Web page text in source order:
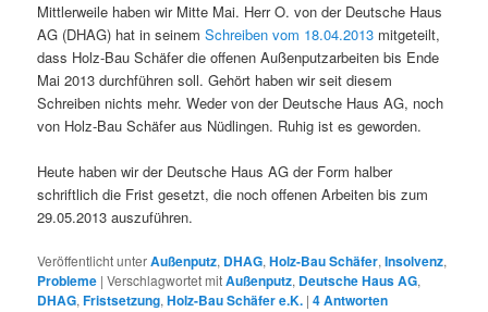
Mittlerweile haben wir Mitte Mai. Herr O. von der Deutsche Haus
AG (DHAG) hat in seinemSchreiben vom 18.04.2013 mitgeteilt,
dass Holz-Bau Schäfer die offenen Außenputzarbeiten bis Ende
Mai 2013 durchführen soll. Gehört haben wir seit diesem
Schreiben nichts mehr. Weder von der Deutsche Haus AG, noch
von Holz-Bau Schäfer aus Nüdlingen. Ruhig ist es geworden.
Heute haben wir der Deutsche Haus AG der Form halber
schriftlich die Frist gesetzt, die noch offenen Arbeiten bis zum
29.05.2013 auszuführen.
Veröffentlicht unterAußenputz, DHAG,Holz-Bau Schäfer,Insolvenz,
Probleme |Verschlagwortet mitAußenputz, Deutsche Haus AG,
DHAG,Fristsetzung,Holz-Bau Schäfer e.K. |4Antworten